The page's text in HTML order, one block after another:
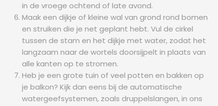
in de vroege ochtend of late avond.
Maak een dijkje of kleine wal van grond rond bomen
en struiken die je net geplant hebt. Vul de cirkel
tussen de stam en het dijkje met water, zodat het
langzaam naar de wortels doorsijpelt in plaats van
alle kanten op te stromen.
Heb je een grote tuin of veel potten en bakken op
je balkon? Kijk dan eens bij de automatische
watergeefsystemen, zoals druppelslangen, in ons